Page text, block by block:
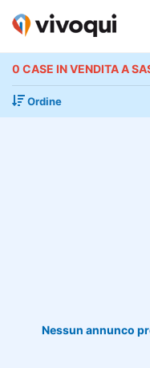
0 CASE IN VENDITA A
Ordine
Nessun annunco